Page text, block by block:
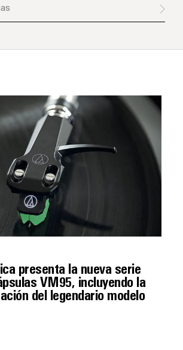
presenta la nueva serie
VM95, incluyendo la
del legendario modelo